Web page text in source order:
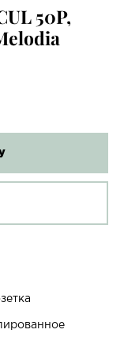
50P,